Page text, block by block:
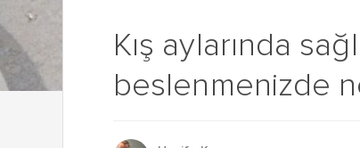
Kış aylarında
beslenmenizde